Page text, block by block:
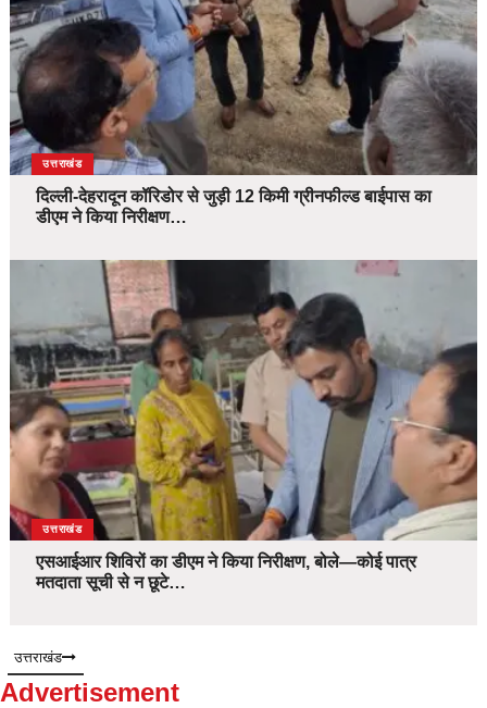
उत्तराखंड
दिल्ली-देहरादून कॉरिडोर से जुड़ी 12 किमी ग्रीनफील्ड बाईपास का
डीएम ने किया निरीक्षण…
उत्तराखंड
एसआईआर शिविरों का डीएम ने किया निरीक्षण, बोले—कोई पात्र
मतदाता सूची से न छूटे…
उत्तराखंड
Advertisement